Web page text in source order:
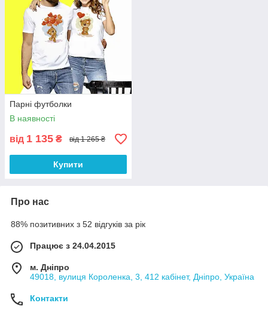
Парні футболки
В наявності
від 1 135 ₴ від 1 265 ₴
Купити
Про нас
88% позитивних з 52 відгуків за рік
Працює з 24.04.2015
м. Дніпро
49018, вулиця Короленка, 3, 412 кабінет, Дніпро, Україна
Контакти